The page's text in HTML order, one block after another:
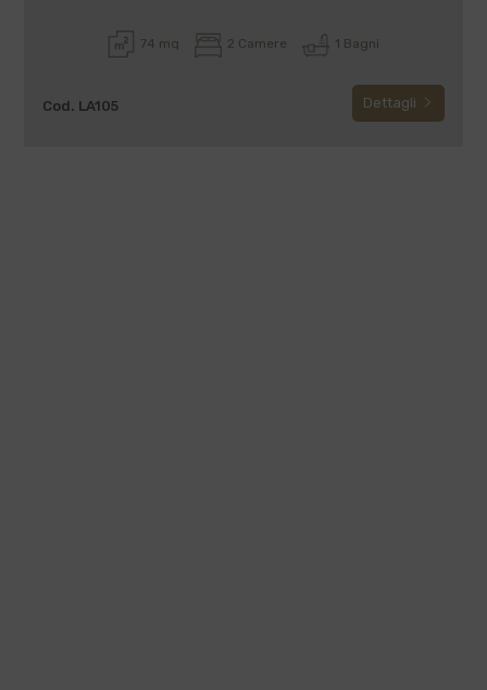
74 mq 2 Camere 1 Bagni
Cod. LA105 Dettagli